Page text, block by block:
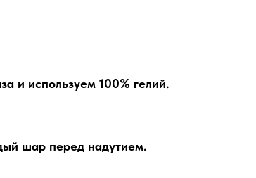
и используем 100% гелий.
шар перед надутием.